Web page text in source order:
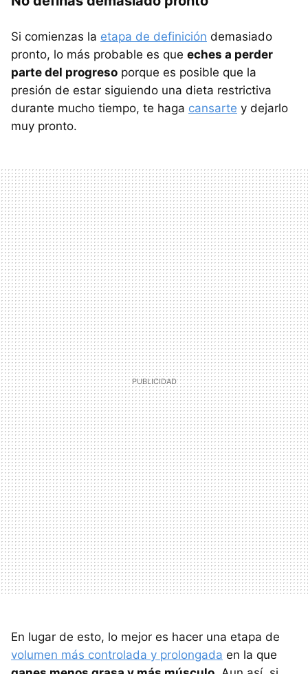
Si comienzas la etapa de definición demasiado
pronto, lo más probable es que eches a perder
parte del progreso porque es posible que la
presión de estar siguiendo una dieta restrictiva
durante mucho tiempo, te haga cansarte y dejarlo
muy pronto.
En lugar de esto, lo mejor es hacer una etapa de
volumen más controlada y prolongada en la que